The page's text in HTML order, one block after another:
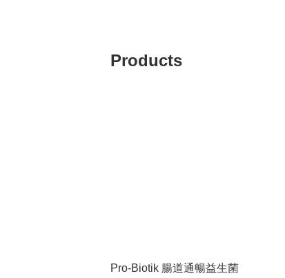
Products
Pro-Biotik 腸道通暢益生菌